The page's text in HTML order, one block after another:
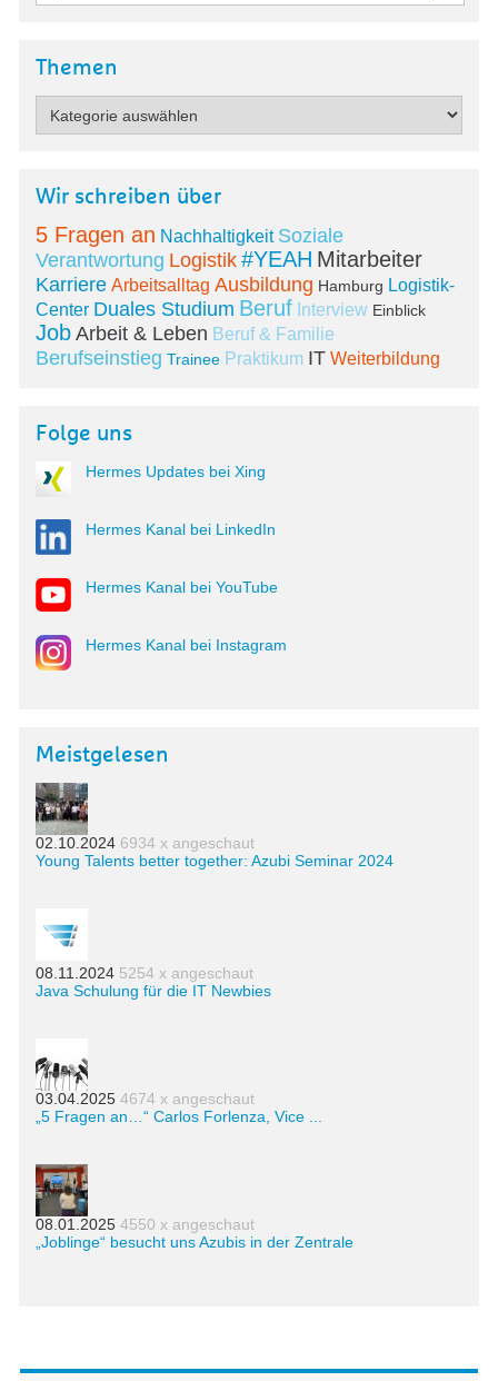
Themen
Wir schreiben über
5 Fragen an Nachhaltigkeit Soziale
Verantwortung Logistik #YEAH Mitarbeiter
Karriere Arbeitsalltag Ausbildung Hamburg Logistik-
Center Duales Studium Beruf Interview Einblick
Job Arbeit & Leben Beruf & Familie
Berufseinstieg Trainee Praktikum IT Weiterbildung
Folge uns
Hermes Updates bei Xing
Hermes Kanal bei LinkedIn
Hermes Kanal bei YouTube
Hermes Kanal bei Instagram
Meistgelesen
02.10.2024 6934 x angeschaut
Young Talents better together: Azubi Seminar 2024
08.11.2024 5254 x angeschaut
Java Schulung für die IT Newbies
03.04.2025 4674 x angeschaut
„5 Fragen an…“ Carlos Forlenza, Vice ...
08.01.2025 4550 x angeschaut
„Joblinge“ besucht uns Azubis in der Zentrale